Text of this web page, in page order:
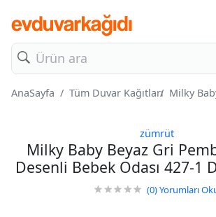
AnaSayfa Tüm Duvar Kağıtları Milky
zümrüt
Milky Baby Beyaz Gri
Desenli Bebek Odası 427-1
(0)Yorumları